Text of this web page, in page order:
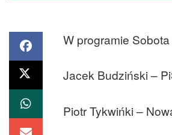
W programie
Jacek Budziński –
Piotr Tykwińki –